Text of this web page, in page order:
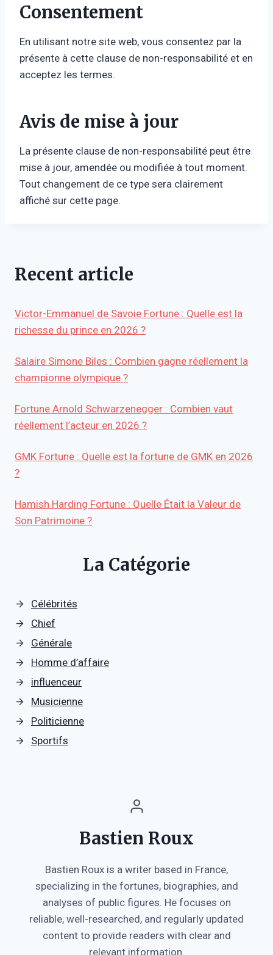
Consentement
En utilisant notre site web, vous consentez par la
présente à cette clause de non-responsabilité et en
acceptez les termes.
Avis de mise à jour
La présente clause de non-responsabilité peut être
mise à jour, amendée ou modifiée à tout moment.
Tout changement de ce type sera clairement
affiché sur cette page.
Recent article
Victor-Emmanuel de Savoie Fortune : Quelle est la
richesse du prince en 2026 ?
Salaire Simone Biles : Combien gagne réellement la
championne olympique ?
Fortune Arnold Schwarzenegger : Combien vaut
réellement l’acteur en 2026 ?
GMK Fortune : Quelle est la fortune de GMK en 2026
?
Hamish Harding Fortune : Quelle Était la Valeur de
Son Patrimoine ?
La Catégorie
Célébrités
Chief
Générale
Homme d’affaire
influenceur
Musicienne
Politicienne
Sportifs
Bastien Roux
Bastien Roux is a writer based in France,
specializing in the fortunes, biographies, and
analyses of public figures. He focuses on
reliable, well-researched, and regularly updated
content to provide readers with clear and
relevant information.